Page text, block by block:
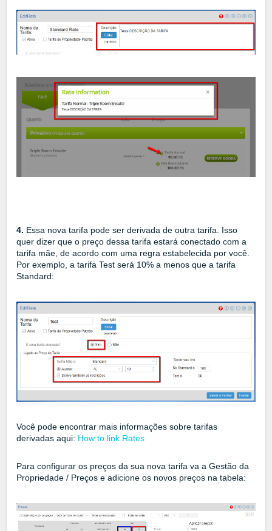
4. Essa nova tarifa pode ser derivada de outra tarifa. Isso
quer dizer que o preço dessa tarifa estará conectado com a
tarifa mãe, de acordo com uma regra estabelecida por você.
Por exemplo, a tarifa Test será 10% a menos que a tarifa
Standard:
Você pode encontrar mais informações sobre tarifas
derivadas aqui: How to link Rates
Para configurar os preços da sua nova tarifa va a Gestão da
Propriedade / Preços e adicione os novos preços na tabela: